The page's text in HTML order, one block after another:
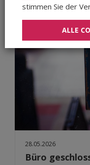
28.05.2026
Büro
stimmen Sie der
ALLE